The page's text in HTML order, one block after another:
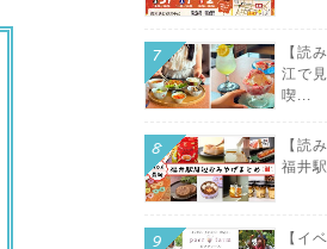
【読
江で
喫...
【読
福井
【イ